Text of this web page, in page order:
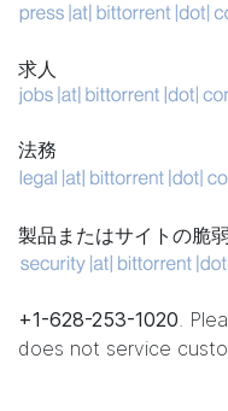
求人
法務
製品またはサイトの脆
+1-628-253-1020.
does not service